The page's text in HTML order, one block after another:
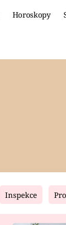
Horoskopy
Inspekce